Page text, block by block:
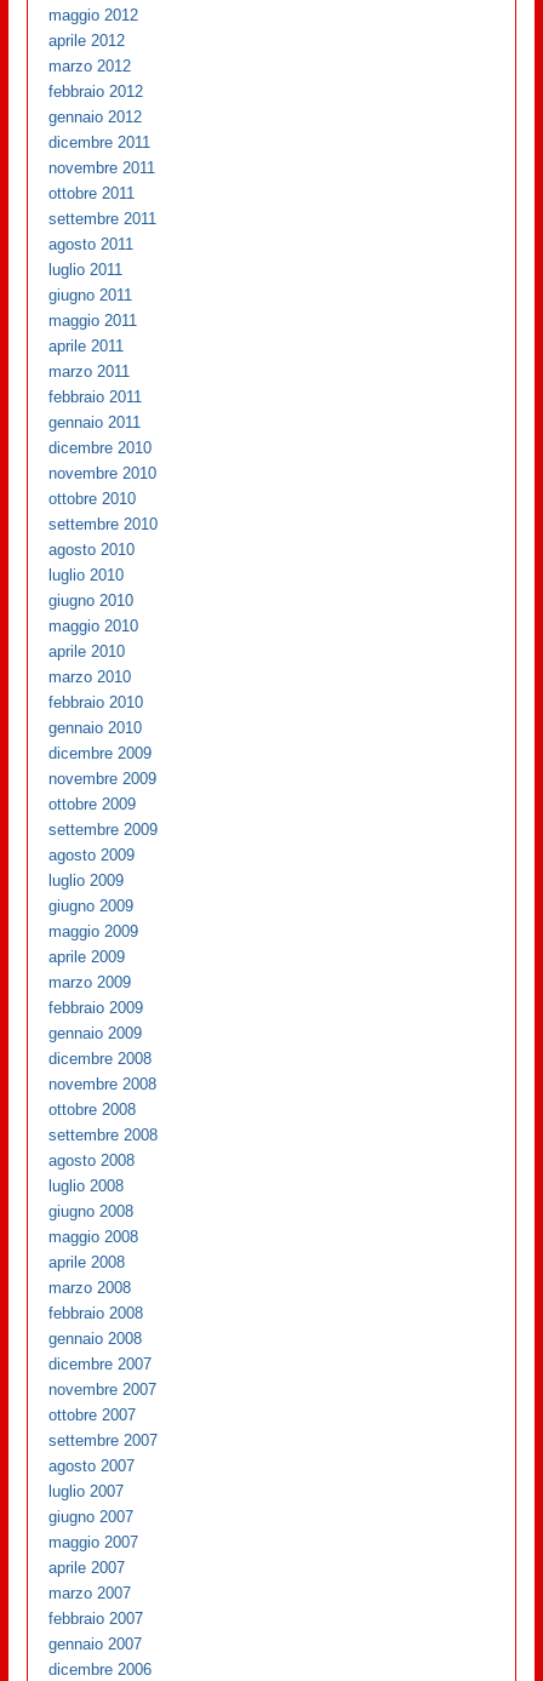
maggio 2012
aprile 2012
marzo 2012
febbraio 2012
gennaio 2012
dicembre 2011
novembre 2011
ottobre 2011
settembre 2011
agosto 2011
luglio 2011
giugno 2011
maggio 2011
aprile 2011
marzo 2011
febbraio 2011
gennaio 2011
dicembre 2010
novembre 2010
ottobre 2010
settembre 2010
agosto 2010
luglio 2010
giugno 2010
maggio 2010
aprile 2010
marzo 2010
febbraio 2010
gennaio 2010
dicembre 2009
novembre 2009
ottobre 2009
settembre 2009
agosto 2009
luglio 2009
giugno 2009
maggio 2009
aprile 2009
marzo 2009
febbraio 2009
gennaio 2009
dicembre 2008
novembre 2008
ottobre 2008
settembre 2008
agosto 2008
luglio 2008
giugno 2008
maggio 2008
aprile 2008
marzo 2008
febbraio 2008
gennaio 2008
dicembre 2007
novembre 2007
ottobre 2007
settembre 2007
agosto 2007
luglio 2007
giugno 2007
maggio 2007
aprile 2007
marzo 2007
febbraio 2007
gennaio 2007
dicembre 2006